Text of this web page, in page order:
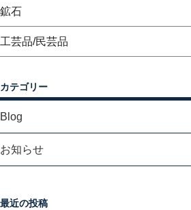
鉱石
工芸品/民芸品
カテゴリー
Blog
お知らせ
最近の投稿